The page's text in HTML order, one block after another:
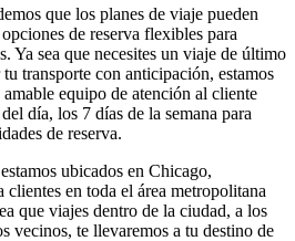
que los planes de viaje pueden
de reserva flexibles para
Ya sea que necesites un viaje de último
transporte con anticipación, estamos
equipo de atención al cliente
día, los 7 días de la semana para
de reserva.
ubicados en Chicago,
clientes en toda el área metropolitana
que viajes dentro de la ciudad, a los
vecinos, te llevaremos a tu destino de